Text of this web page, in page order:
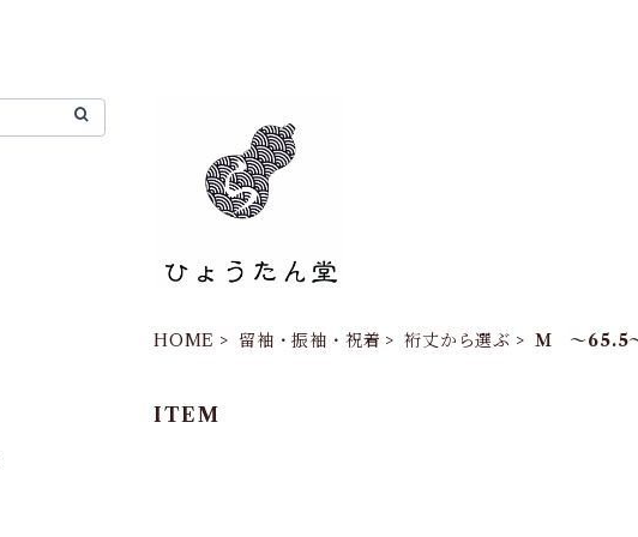
HOME 留袖・振袖・祝着 裄丈から選ぶ Ｍ ～65.5
ITEM